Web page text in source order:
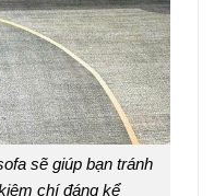
sẽ giúp bạn tránh
chí đáng kể